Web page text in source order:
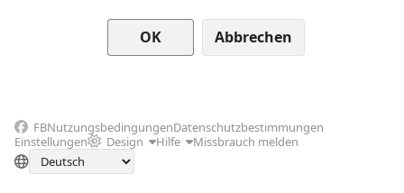
Abbrechen
FBNutzungsbedingungenDatenschutzbestimmungen
Einstellungen
Design Hilfe Missbrauch melden